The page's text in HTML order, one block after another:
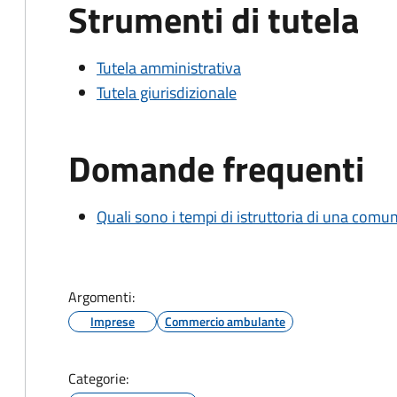
Strumenti di tutela
Tutela amministrativa
Tutela giurisdizionale
Domande frequenti
Quali sono i tempi di istruttoria di una
Argomenti:
Imprese Commercio ambulante
Categorie: